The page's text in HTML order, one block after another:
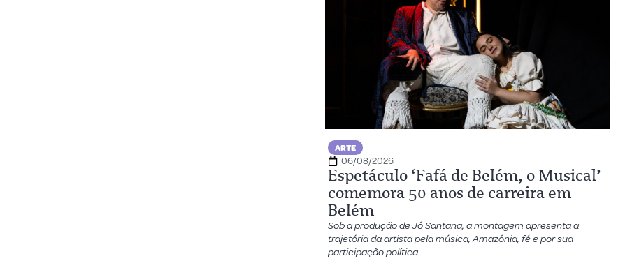
ARTE
06/08/2026
Espetáculo ‘Fafá de Belém, o Musical’
comemora 50 anos de carreira em
Belém
Sob a produção de Jô Santana, a montagem apresenta a
trajetória da artista pela música, Amazônia, fé e por sua
participação política